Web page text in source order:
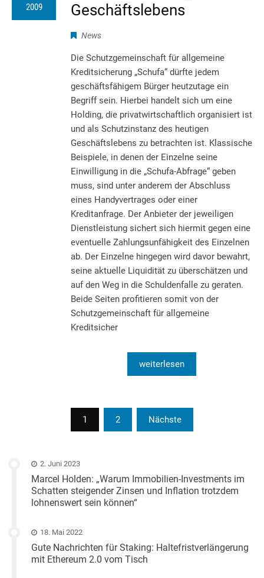
2009
Geschäftslebens
News
Die Schutzgemeinschaft für allgemeine
Kreditsicherung „Schufa“ dürfte jedem
geschäftsfähigem Bürger heutzutage ein
Begriff sein. Hierbei handelt sich um eine
Holding, die privatwirtschaftlich organisiert ist
und als Schutzinstanz des heutigen
Geschäftslebens zu betrachten ist. Klassische
Beispiele, in denen der Einzelne seine
Einwilligung in die „Schufa-Abfrage“ geben
muss, sind unter anderem der Abschluss
eines Handyvertrages oder einer
Kreditanfrage. Der Anbieter der jeweiligen
Dienstleistung sichert sich hiermit gegen eine
eventuelle Zahlungsunfähigkeit des Einzelnen
ab. Der Einzelne hingegen wird davor bewahrt,
seine aktuelle Liquidität zu überschätzen und
auf den Weg in die Schuldenfalle zu geraten.
Beide Seiten profitieren somit von der
Schutzgemeinschaft für allgemeine
Kreditsicher
weiterlesen
Beitragsnavigation
1 2 Nächste
2. Juni 2023
Marcel Holden: „Warum Immobilien-Investments im
Schatten steigender Zinsen und Inflation trotzdem
lohnenswert sein können“
18. Mai 2022
Gute Nachrichten für Staking: Haltefristverlängerung
mit Ethereum 2.0 vom Tisch